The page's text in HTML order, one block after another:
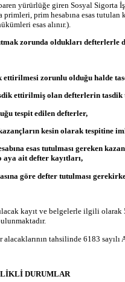
yürürlüğe giren Sosyal Sigorta
prim hesabına esas
esas alınır.).
zorunda oldukları defterlerle
ettirilmesi zorunlu olduğu halde
ettirilmiş olan defterlerin tasdik
tespit edilen defterler,
kesin olarak tespitine
esas tutulması gereken
aya ait defter kayıtları,
göre defter tutulması
kayıt ve belgelerle ilgili olarak
tahsilinde 6183 sayılı
DURUMLAR